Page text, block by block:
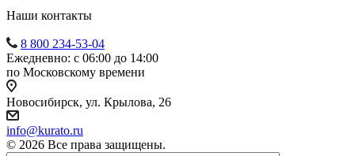
Наши контакты
8 800 234-53-04
Ежедневно: с 06:00 до 14:00
по Московскому времени
Новосибирск, ул. Крылова, 26
info@kurato.ru
© 2026 Все права защищены.